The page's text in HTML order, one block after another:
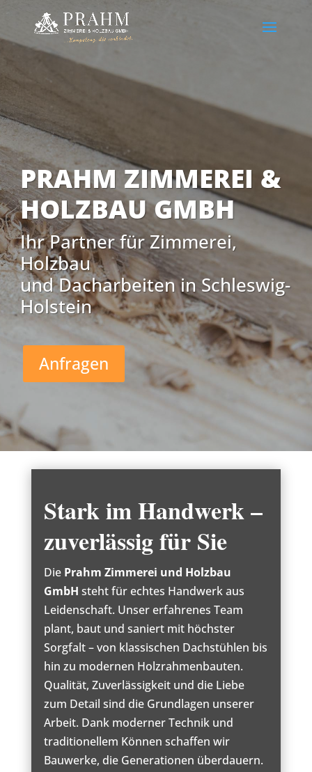
PRAHM ZIMMEREI &
HOLZBAU GMBH
Ihr Partner für Zimmerei,
Holzbau
und Dacharbeiten in Schleswig-
Holstein
Anfragen
Stark im Handwerk –
zuverlässig für Sie
Die Prahm Zimmerei und Holzbau
GmbH steht für echtes Handwerk aus
Leidenschaft. Unser erfahrenes Team
plant, baut und saniert mit höchster
Sorgfalt – von klassischen Dachstühlen bis
hin zu modernen Holzrahmenbauten.
Qualität, Zuverlässigkeit und die Liebe
zum Detail sind die Grundlagen unserer
Arbeit. Dank moderner Technik und
traditionellem Können schaffen wir
Bauwerke, die Generationen überdauern.